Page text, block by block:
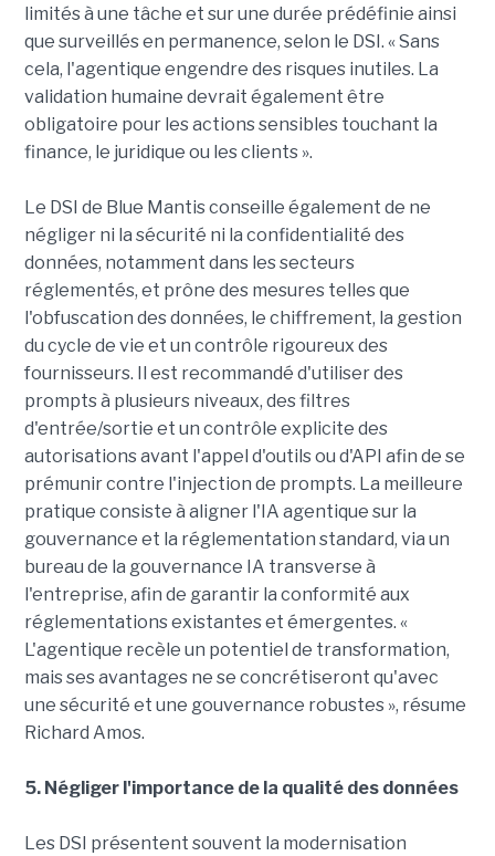
limités à une tâche et sur une durée prédéfinie ainsi
que surveillés en permanence, selon le DSI. « Sans
cela, l'agentique engendre des risques inutiles. La
validation humaine devrait également être
obligatoire pour les actions sensibles touchant la
finance, le juridique ou les clients ».
Le DSI de Blue Mantis conseille également de ne
négliger ni la sécurité ni la confidentialité des
données, notamment dans les secteurs
réglementés, et prône des mesures telles que
l'obfuscation des données, le chiffrement, la gestion
du cycle de vie et un contrôle rigoureux des
fournisseurs. Il est recommandé d'utiliser des
prompts à plusieurs niveaux, des filtres
d'entrée/sortie et un contrôle explicite des
autorisations avant l'appel d'outils ou d'API afin de se
prémunir contre l'injection de prompts. La meilleure
pratique consiste à aligner l'IA agentique sur la
gouvernance et la réglementation standard, via un
bureau de la gouvernance IA transverse à
l'entreprise, afin de garantir la conformité aux
réglementations existantes et émergentes. «
L'agentique recèle un potentiel de transformation,
mais ses avantages ne se concrétiseront qu'avec
une sécurité et une gouvernance robustes », résume
Richard Amos.
5. Négliger l'importance de la qualité des données
Les DSI présentent souvent la modernisation